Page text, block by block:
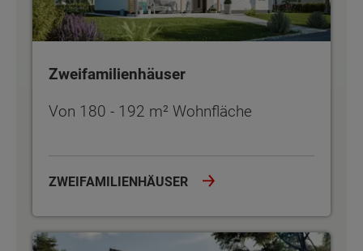
Zweifamilienhäuser
Von 180 - 192 m² Wohnfläche
ZWEIFAMILIENHÄUSER
Doppel- und Reihenhäuser